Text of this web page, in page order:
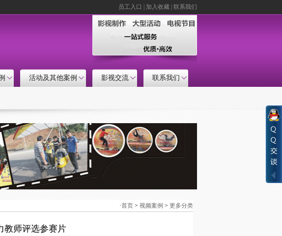
员工入口 加入收藏 联系我们
活动及其他案例 影视交流 联系我们
·首页 > 视频案例 > 更多分类
教师评选参赛片